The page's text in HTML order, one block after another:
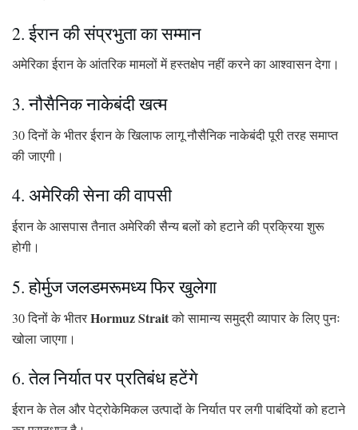
2. ईरान की संप्रभुता का सम्मान
अमेरिका ईरान के आंतरिक मामलों में हस्तक्षेप नहीं करने का आश्वासन देगा।
3. नौसैनिक नाकेबंदी खत्म
30 दिनों के भीतर ईरान के खिलाफ लागू नौसैनिक नाकेबंदी पूरी तरह समाप्त
की जाएगी।
4. अमेरिकी सेना की वापसी
ईरान के आसपास तैनात अमेरिकी सैन्य बलों को हटाने की प्रक्रिया शुरू
होगी।
5. होर्मुज जलडमरूमध्य फिर खुलेगा
30 दिनों के भीतरHormuz Straitको सामान्य समुद्री व्यापार के लिए पुनः
खोला जाएगा।
6. तेल निर्यात पर प्रतिबंध हटेंगे
ईरान के तेल और पेट्रोकेमिकल उत्पादों के निर्यात पर लगी पाबंदियों को हटाने